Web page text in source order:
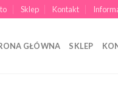
Sklep Kontakt
GŁÓWNA SKLEP